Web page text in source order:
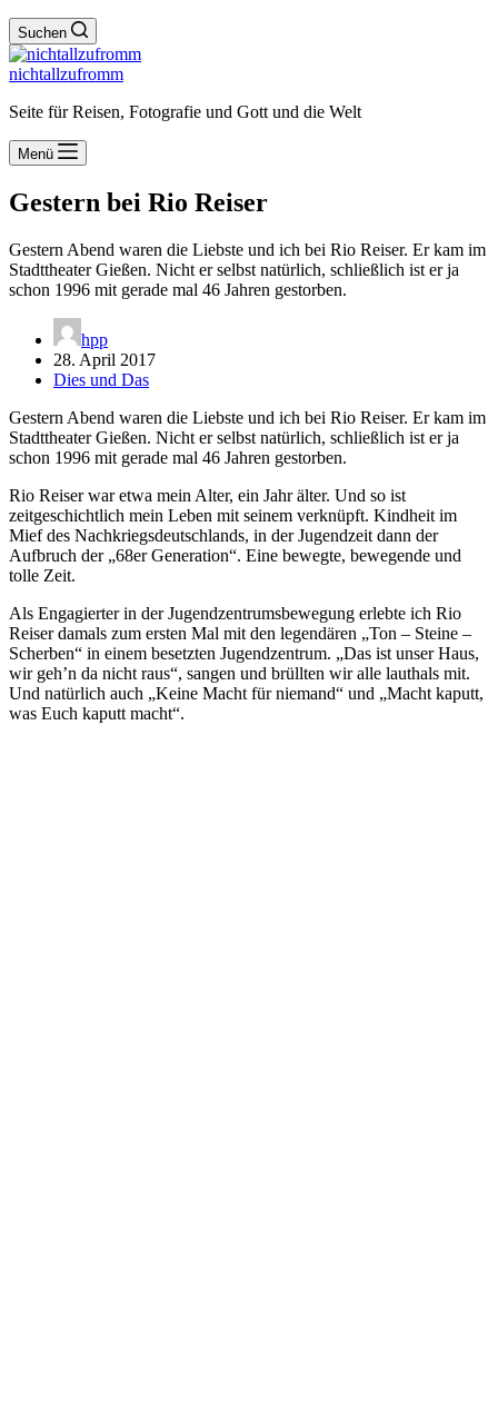
Suchen
nichtallzufromm
Seite für Reisen, Fotografie und Gott und die Welt
Menü
Gestern bei Rio Reiser
Gestern Abend waren die Liebste und ich bei Rio Reiser. Er kam im
Stadttheater Gießen. Nicht er selbst natürlich, schließlich ist er ja
schon 1996 mit gerade mal 46 Jahren gestorben.
hpp
28. April 2017
Dies und Das
Gestern Abend waren die Liebste und ich bei Rio Reiser. Er kam im
Stadttheater Gießen. Nicht er selbst natürlich, schließlich ist er ja
schon 1996 mit gerade mal 46 Jahren gestorben.
Rio Reiser war etwa mein Alter, ein Jahr älter. Und so ist
zeitgeschichtlich mein Leben mit seinem verknüpft. Kindheit im
Mief des Nachkriegsdeutschlands, in der Jugendzeit dann der
Aufbruch der „68er Generation“. Eine bewegte, bewegende und
tolle Zeit.
Als Engagierter in der Jugendzentrumsbewegung erlebte ich Rio
Reiser damals zum ersten Mal mit den legendären „Ton – Steine –
Scherben“ in einem besetzten Jugendzentrum. „Das ist unser Haus,
wir geh’n da nicht raus“, sangen und brüllten wir alle lauthals mit.
Und natürlich auch „Keine Macht für niemand“ und „Macht kaputt,
was Euch kaputt macht“.